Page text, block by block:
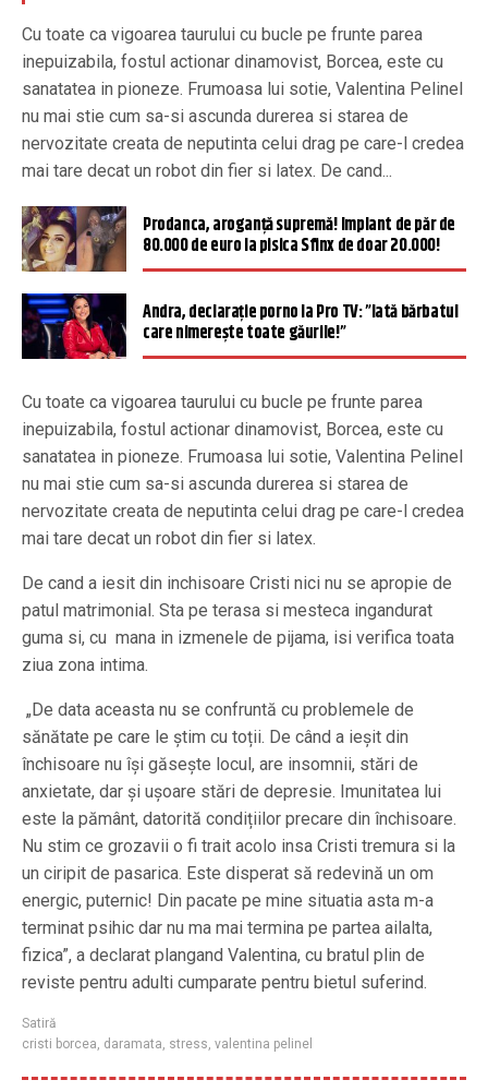
Cu toate ca vigoarea taurului cu bucle pe frunte parea
inepuizabila, fostul actionar dinamovist, Borcea, este cu
sanatatea in pioneze. Frumoasa lui sotie, Valentina Pelinel
nu mai stie cum sa-si ascunda durerea si starea de
nervozitate creata de neputinta celui drag pe care-l credea
mai tare decat un robot din fier si latex. De cand...
Prodanca, aroganță supremă! Implant de păr de
80.000 de euro la pisica Sfinx de doar 20.000!
Andra, declarație porno la Pro TV: ”Iată bărbatul
care nimerește toate găurile!”
Cu toate ca vigoarea taurului cu bucle pe frunte parea
inepuizabila, fostul actionar dinamovist, Borcea, este cu
sanatatea in pioneze. Frumoasa lui sotie, Valentina Pelinel
nu mai stie cum sa-si ascunda durerea si starea de
nervozitate creata de neputinta celui drag pe care-l credea
mai tare decat un robot din fier si latex.
De cand a iesit din inchisoare Cristi nici nu se apropie de
patul matrimonial. Sta pe terasa si mesteca ingandurat
guma si, cu mana in izmenele de pijama, isi verifica toata
ziua zona intima.
„De data aceasta nu se confruntă cu problemele de
sănătate pe care le știm cu toții. De când a ieșit din
închisoare nu își găsește locul, are insomnii, stări de
anxietate, dar și ușoare stări de depresie. Imunitatea lui
este la pământ, datorită condițiilor precare din închisoare.
Nu stim ce grozavii o fi trait acolo insa Cristi tremura si la
un ciripit de pasarica. Este disperat să redevină un om
energic, puternic! Din pacate pe mine situatia asta m-a
terminat psihic dar nu ma mai termina pe partea ailalta,
fizica”, a declarat plangand Valentina, cu bratul plin de
reviste pentru adulti cumparate pentru bietul suferind.
Satiră
cristi borcea daramata stress valentina pelinel